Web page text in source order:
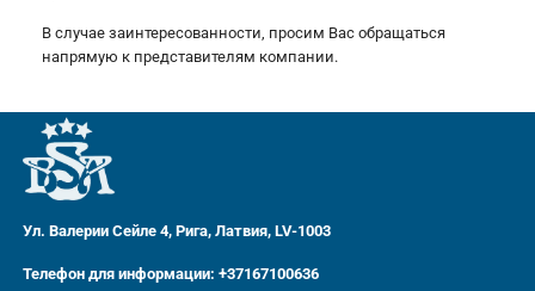
В случае заинтересованности, просим Вас обращаться
напрямую к представителям компании.
Ул. Валерии Сейле 4, Рига, Латвия, LV-1003
Телефон для информации: +37167100636